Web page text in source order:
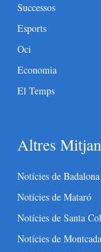
Successos
Esports
Oci
Economia
El Temps
Altres
Notícies de Badalona
Notícies de Mataró
Notícies de Santa
Notícies de